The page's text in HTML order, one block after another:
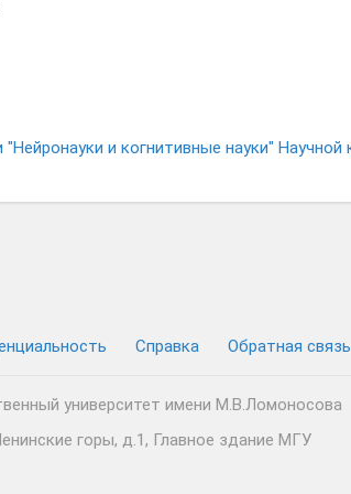
Cправка Обратная связь
университет имени М.В.Ломоносова
горы, д.1, Главное здание МГУ